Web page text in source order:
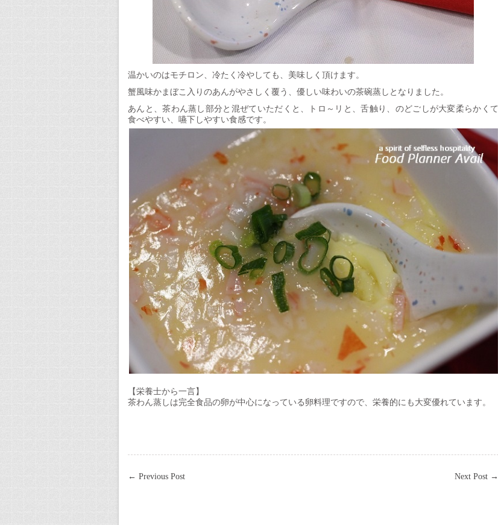
温かいのはモチロン、冷たく冷やしても、美味しく頂けます。
蟹風味かまぼこ入りのあんがやさしく覆う、優しい味わいの茶碗蒸しとなりました。
あんと、茶わん蒸し部分と混ぜていただくと、トロ～リと、舌触り、のどごしが大変柔らかくて
食べやすい、嚥下しやすい食感です。
【栄養士から一言】
茶わん蒸しは完全食品の卵が中心になっている卵料理ですので、栄養的にも大変優れています。
← Previous Post Next Post →